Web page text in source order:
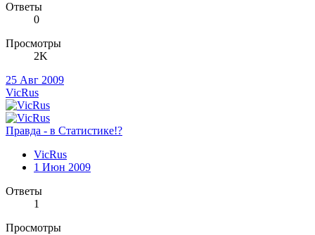
Ответы
0
Просмотры
2K
25 Авг 2009
VicRus
Правда - в Статистике!?
VicRus
1 Июн 2009
Ответы
1
Просмотры